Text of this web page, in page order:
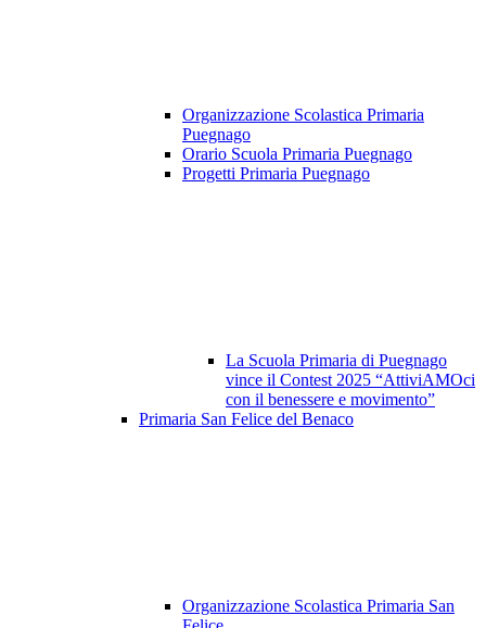
Organizzazione Scolastica Primaria
Puegnago
Orario Scuola Primaria Puegnago
Progetti Primaria Puegnago
La Scuola Primaria di Puegnago
vince il Contest 2025 “AttiviAMOci
con il benessere e movimento”
Primaria San Felice del Benaco
Organizzazione Scolastica Primaria San